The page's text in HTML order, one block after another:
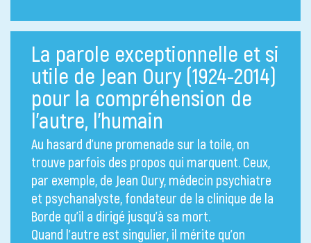
La parole exceptionnelle et si
utile de Jean Oury (1924-2014)
pour la compréhension de
l’autre, l’humain
Au hasard d’une promenade sur la toile, on
trouve parfois des propos qui marquent. Ceux,
par exemple, de Jean Oury, médecin psychiatre
et psychanalyste, fondateur de la clinique de la
Borde qu’il a dirigé jusqu’à sa mort.
Quand l’autre est singulier, il mérite qu’on